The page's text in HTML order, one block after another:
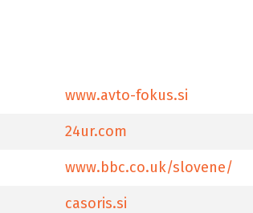
www.avto-fokus.si
24ur.com
www.bbc.co.uk/slovene/
casoris.si